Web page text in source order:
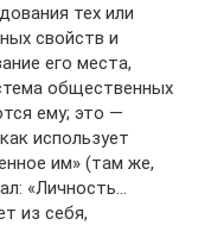
тех или
свойств и
его места,
общественных
ему; это —
использует
им» (там же,
«Личность…
из себя,